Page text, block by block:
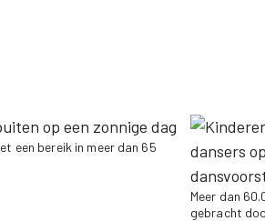
een bereik in meer dan 65
Meer dan
gebracht